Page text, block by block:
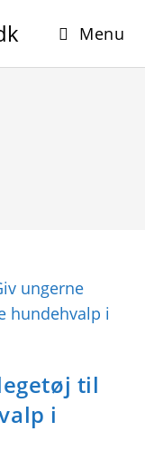
Menu
til
i